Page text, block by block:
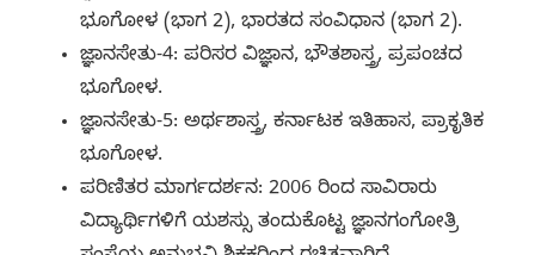
ಭೂಗೋಳ (ಭಾಗ 2), ಭಾರತದ ಸಂವಿಧಾನ (ಭಾಗ 2).
ಜ್ಞಾನಸೇತು-4: ಪರಿಸರ ವಿಜ್ಞಾನ, ಭೌತಶಾಸ್ತ್ರ, ಪ್ರಪಂಚದ
ಭೂಗೋಳ.
ಜ್ಞಾನಸೇತು-5: ಅರ್ಥಶಾಸ್ತ್ರ, ಕರ್ನಾಟಕ ಇತಿಹಾಸ, ಪ್ರಾಕೃತಿಕ
ಭೂಗೋಳ.
ಪರಿಣಿತರ ಮಾರ್ಗದರ್ಶನ: 2006 ರಿಂದ ಸಾವಿರಾರು
ವಿದ್ಯಾರ್ಥಿಗಳಿಗೆ ಯಶಸ್ಸು ತಂದುಕೊಟ್ಟ ಜ್ಞಾನಗಂಗೋತ್ರಿ